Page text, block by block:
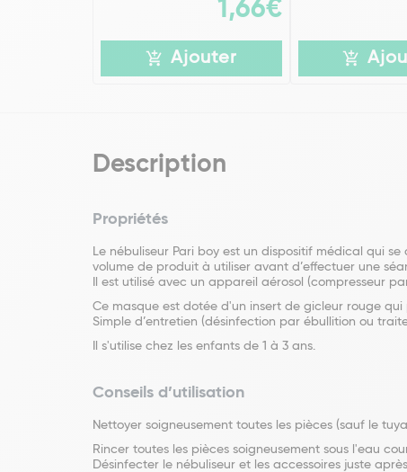
1,66€
Ajouter
Description
Propriétés
Le nébuliseur Pari boy est un dispositif médical qui
volume de produit à utiliser avant d’effectuer une
Il est utilisé avec un appareil aérosol (compresseur
Ce masque est dotée d'un insert de gicleur rouge
Simple d’entretien (désinfection par ébullition ou
Il s'utilise chez les enfants de 1 à 3 ans.
Conseils d’utilisation
Nettoyer soigneusement toutes les pièces (sauf le
Rincer toutes les pièces soigneusement sous l'eau
Désinfecter le nébuliseur et les accessoires juste